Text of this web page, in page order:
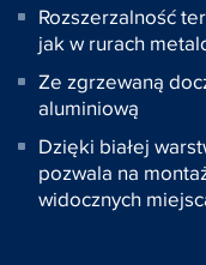
Rozszerzalność
jak w rurach
Ze zgrzewaną
aluminiową
Dzięki białej
pozwala na
widocznych